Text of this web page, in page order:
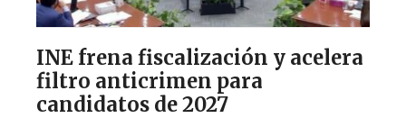
INE frena fiscalización y acelera
filtro anticrimen para
candidatos de 2027